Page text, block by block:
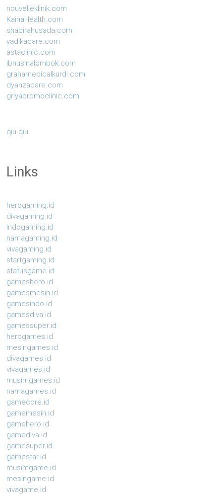
nouvelleklinik.com
KainaHealth.com
shabirahusada.com
yadikacare.com
astaclinic.com
ibnusinalombok.com
grahamedicalkurdi.com
dyanzacare.com
griyabromoclinic.com
qiu qiu
Links
herogaming.id
divagaming.id
indogaming.id
namagaming.id
vivagaming.id
startgaming.id
statusgame.id
gameshero.id
gamesmesin.id
gamesindo.id
gamesdiva.id
gamessuper.id
herogames.id
mesingames.id
divagames.id
vivagames.id
musimgames.id
namagames.id
gamecore.id
gamemesin.id
gamehero.id
gamediva.id
gamesuper.id
gamestar.id
musimgame.id
mesingame.id
vivagame.id